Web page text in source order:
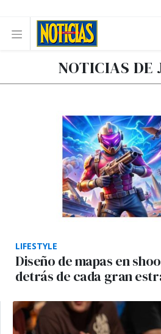
NOTICIAS DE
LIFESTYLE
Diseño de mapas en
detrás de cada gran